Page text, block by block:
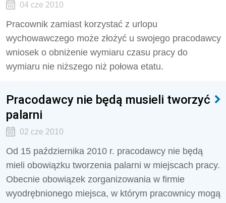
04 cze 2010
Pracownik zamiast korzystać z urlopu
wychowawczego może złożyć u swojego pracodawcy
wniosek o obniżenie wymiaru czasu pracy do
wymiaru nie niższego niż połowa etatu.
Pracodawcy nie będą musieli tworzyć
palarni
02 cze 2010
Od 15 października 2010 r. pracodawcy nie będą
mieli obowiązku tworzenia palarni w miejscach pracy.
Obecnie obowiązek zorganizowania w firmie
wyodrębnionego miejsca, w którym pracownicy mogą